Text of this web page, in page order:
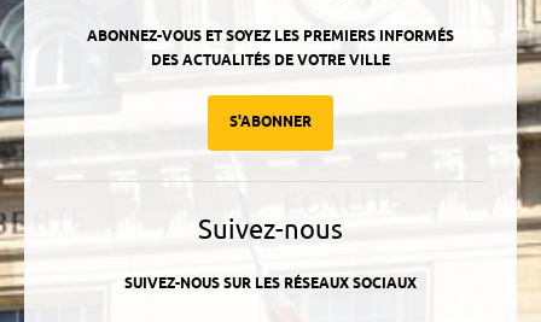
ABONNEZ-VOUS ET SOYEZ LES PREMIERS INFORMÉS
DES ACTUALITÉS DE VOTRE VILLE
S'ABONNER
Suivez-nous
SUIVEZ-NOUS SUR LES RÉSEAUX SOCIAUX